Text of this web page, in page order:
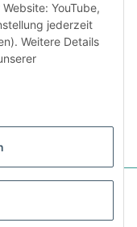
YouTube,
jederzeit
Weitere Details
Sinne des §14 BGB,
wenden sich bitte an: